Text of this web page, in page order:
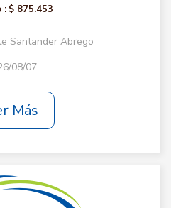
: $ 875.453
Santander Abrego
08/07
Más